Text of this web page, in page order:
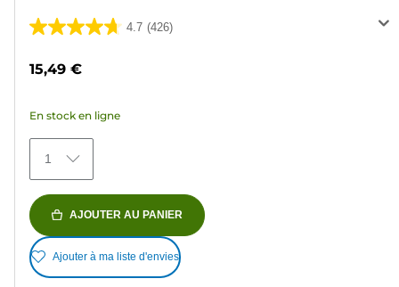
4.7 (426)
4.7
5
426
avis
15,49 €
En stock en ligne
1
AJOUTER AU PANIER
Ajouter à ma liste d'envies